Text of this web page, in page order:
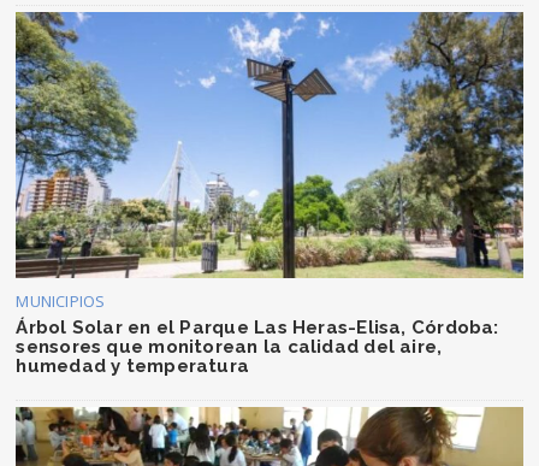
MUNICIPIOS
Árbol Solar en el Parque Las Heras-Elisa, Córdoba:
sensores que monitorean la calidad del aire,
humedad y temperatura